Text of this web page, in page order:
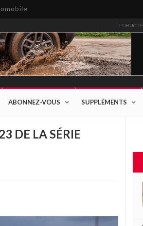
PUBLICITÉ
ABONNEZ-VOUS SUPPLÉMENTS
DE LA SÉRIE